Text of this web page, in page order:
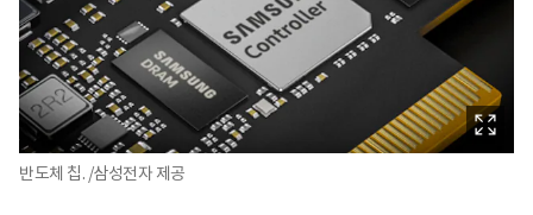
반도체 칩. /삼성전자 제공